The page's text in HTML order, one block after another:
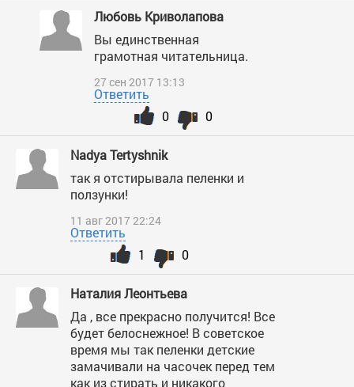
Любовь Криволапова
Вы единственная
грамотная читательница.
27 сен 2017 13:13
Ответить
0
0
Nadya Tertyshnik
так я отстирывала пеленки и
ползунки!
11 авг 2017 22:24
Ответить
0
1
Наталия Леонтьева
Да , все прекрасно получится! Все
будет белоснежное! В советское
время мы так пеленки детские
замачивали на часочек перед тем
как из стирать и никакого